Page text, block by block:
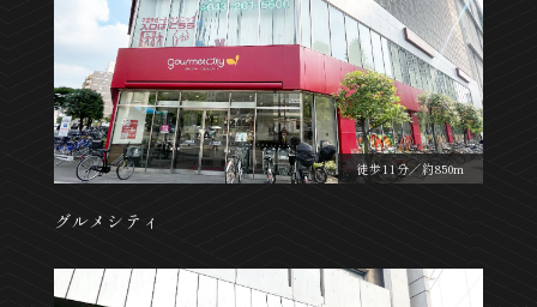
徒歩11分／約850m
グルメシティ